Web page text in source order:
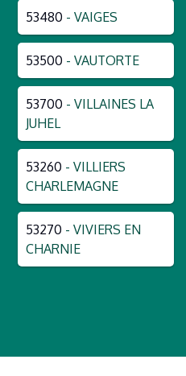
53480 - VAIGES
53500 - VAUTORTE
53700 - VILLAINES LA
JUHEL
53260 - VILLIERS
CHARLEMAGNE
53270 - VIVIERS EN
CHARNIE